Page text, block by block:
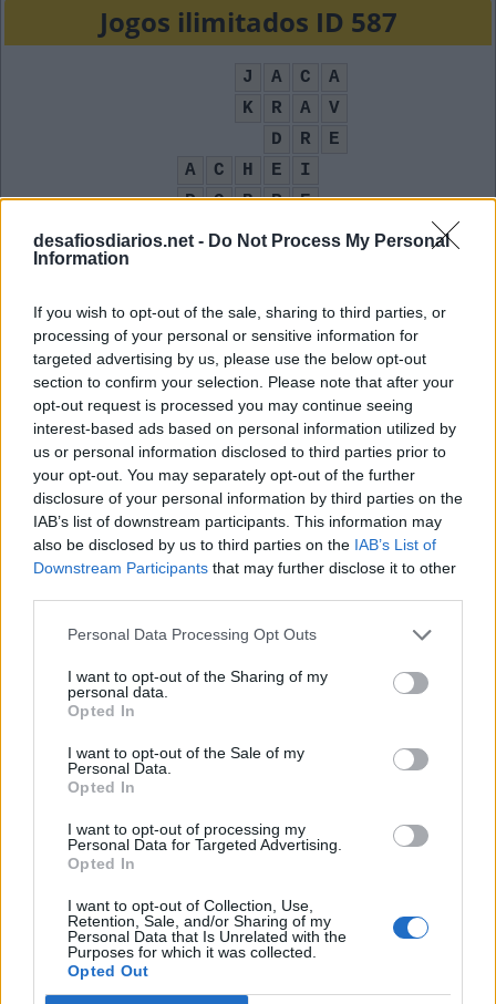
desafiosdiarios.net - Do Not Process My Personal
Information
If you wish to opt-out of the sale, sharing to third parties, or
processing of your personal or sensitive information for
targeted advertising by us, please use the below opt-out
section to confirm your selection. Please note that after your
opt-out request is processed you may continue seeing
interest-based ads based on personal information utilized by
us or personal information disclosed to third parties prior to
your opt-out. You may separately opt-out of the further
disclosure of your personal information by third parties on the
IAB’s list of downstream participants. This information may
also be disclosed by us to third parties on the IAB’s List of
Downstream Participants that may further disclose it to other
Personal Data Processing Opt Outs
I want to opt-out of the Sharing of my
personal data.
Opted In
I want to opt-out of the Sale of my
Personal Data.
Opted In
I want to opt-out of processing my
Personal Data for Targeted Advertising.
Opted In
I want to opt-out of Collection, Use,
Retention, Sale, and/or Sharing of my
Personal Data that Is Unrelated with the
Purposes for which it was collected.
Opted Out
Jogos ilimitados ID 587
J A C
A
K
R A
V
D
R
E
A
C H E
I
P
O B R
E
T
I
C
Tiago __, cantor de Coisa Linda:
I
O R
C
Número 90 em algarismo romano:
X
C
Lápis escolar comum:
H
B
Onomatopeia do relógio ligada ao tac:
Taxa de câmbio do Banco Central ligada ao dólar:
T A
X
Animal como o papagaio e o avestruz
V
E
R A
V
__ Iguatemi, shopping chique de São Paulo